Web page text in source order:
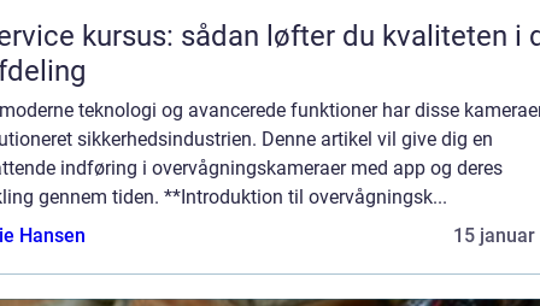
kursus: sådan løfter du kvaliteten i
teknologi og avancerede funktioner har disse
sikkerhedsindustrien. Denne artikel vil give dig en
indføring i overvågningskameraer med app og deres
gennem tiden. **Introduktion til overvågningsk...
Hansen
15 januar